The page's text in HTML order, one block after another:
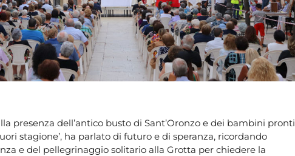
presenza dell’antico busto di Sant’Oronzo e dei bambini pronti
stagione’, ha parlato di futuro e di speranza, ricordando
e del pellegrinaggio solitario alla Grotta per chiedere la